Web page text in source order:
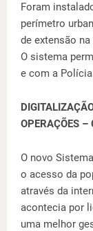
Foram
perímetro
de extensão
O sistema
e com a Polícia
OPERAÇÕES –
O novo
o acesso da
através da
acontecia por
uma melhor